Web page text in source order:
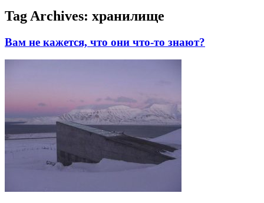
Tag Archives: хранилище
Вам не кажется, что они что-то знают?